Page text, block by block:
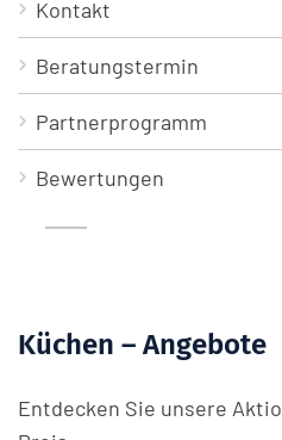
Kontakt
Beratungstermin
Partnerprogramm
Bewertungen
Küchen – Angebote
Entdecken Sie unsere